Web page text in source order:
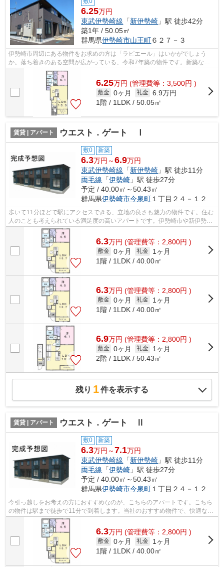
6.25万円
東武伊勢崎線 「新伊勢崎 」駅 徒歩42分
築1年 / 50.05㎡
群馬県伊勢崎市山王町６２７－３
伊勢崎市周辺にある物件をお求めの方は「ラピエール」はいかがでしょう
か。落ち着きのある空間が広がっている、令和7年築の物件です。新築なら
ではの「新しさ」が魅力。新しい生活にお...
6.25万円 (管理費等：3,500円 )
敷金 0ヶ月 礼金 6.9万円
1階 / 1LDK / 50.05㎡
賃貸 | アパート ウエスト．ゲート Ⅰ
敷0 新築
6.3万円～6.9万円
東武伊勢崎線 「新伊勢崎 」駅 徒歩11分
両毛線 「伊勢崎 」駅 徒歩27分
予定 / 40.00㎡～50.43㎡
群馬県伊勢崎市今泉町 １丁目２４－１２
歩いて11分ほどで駅にアクセスできる、立地の良さも魅力の物件です。住む
人のことも考えられている満足度の高いアパートです。伊勢崎市や新伊勢崎
付近のことなら、当社までお気軽にご...
6.3万円 (管理費等：2,800円 )
敷金 0ヶ月 礼金
1ヶ月
1階 / 1LDK / 40.00㎡
6.3万円 (管理費等：2,800円 )
敷金 0ヶ月 礼金
1ヶ月
1階 / 1LDK / 40.00㎡
6.9万円 (管理費等：2,800円 )
敷金 0ヶ月 礼金
1ヶ月
2階 / 1LDK / 50.43㎡
残り 1件を表示する
賃貸 | アパート ウエスト．ゲート Ⅱ
敷0 新築
6.3万円～7.1万円
東武伊勢崎線 「新伊勢崎 」駅 徒歩11分
両毛線 「伊勢崎 」駅 徒歩27分
予定 / 40.00㎡～50.43㎡
群馬県伊勢崎市今泉町 １丁目２４－１２
今引っ越しをお考えの方におすすめなのが、こちらのアパートです。こちら
の物件は駅まで徒歩で11分で到着します。当社のおすすめ物件で、快適な暮
らしをしませんか？当社は多種多様な...
6.3万円 (管理費等：2,800円 )
敷金 0ヶ月 礼金
1ヶ月
1階 / 1LDK / 40.00㎡